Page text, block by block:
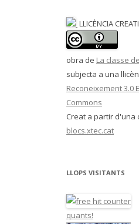
LLICÈNCIA
obra de La classe
subjecta a una
Reconeixement 3.0
Commons
Creat a partir d'una
blocs.xtec.cat
LLOPS VISITANTS
quants!